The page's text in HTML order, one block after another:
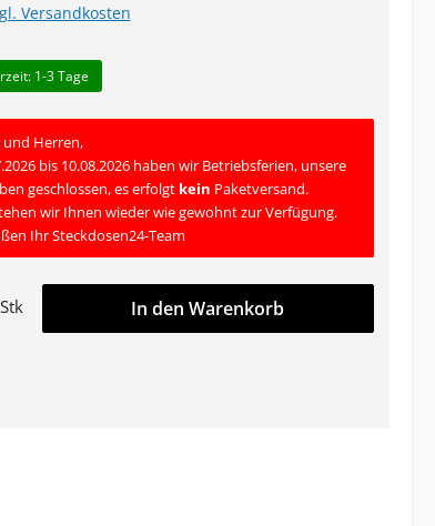
Versandkosten
1-3 Tage
und Herren,
bis 10.08.2026 haben wir Betriebsferien, unsere
geschlossen, es erfolgt kein Paketversand.
wir Ihnen wieder wie gewohnt zur Verfügung.
Ihr Steckdosen24-Team
den gewünschten Wert ein oder benutze die
Stk In den Warenkorb